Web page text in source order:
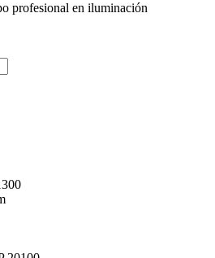
profesional en iluminación